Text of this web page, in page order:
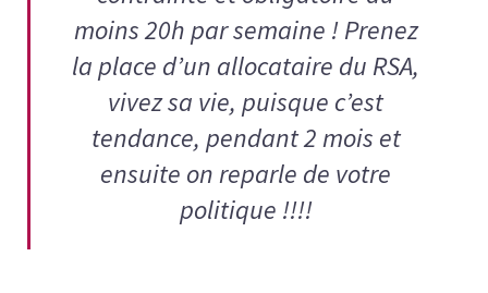
moins 20h par semaine ! Prenez
la place d’un allocataire du RSA,
vivez sa vie, puisque c’est
tendance, pendant 2 mois et
ensuite on reparle de votre
politique !!!!